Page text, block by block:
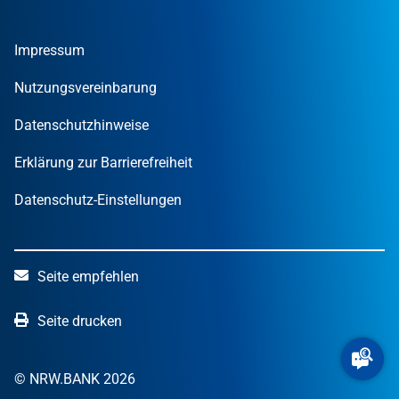
Finanzpublikationen
Öffentliche Kunden
STARTERCENTER NRW
NRW.Venture
Impressum
Nutzungsvereinbarung
Datenschutzhinweise
Erklärung zur Barrierefreiheit
Datenschutz-Einstellungen
Seite empfehlen
Seite drucken
© NRW.BANK 2026